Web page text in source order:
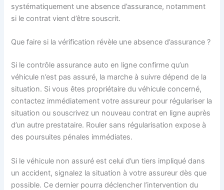
systématiquement une absence d’assurance, notamment
si le contrat vient d’être souscrit.
Que faire si la vérification révèle une absence d’assurance ?
Si le contrôle assurance auto en ligne confirme qu’un
véhicule n’est pas assuré, la marche à suivre dépend de la
situation. Si vous êtes propriétaire du véhicule concerné,
contactez immédiatement votre assureur pour régulariser la
situation ou souscrivez un nouveau contrat en ligne auprès
d’un autre prestataire. Rouler sans régularisation expose à
des poursuites pénales immédiates.
Si le véhicule non assuré est celui d’un tiers impliqué dans
un accident, signalez la situation à votre assureur dès que
possible. Ce dernier pourra déclencher l’intervention du